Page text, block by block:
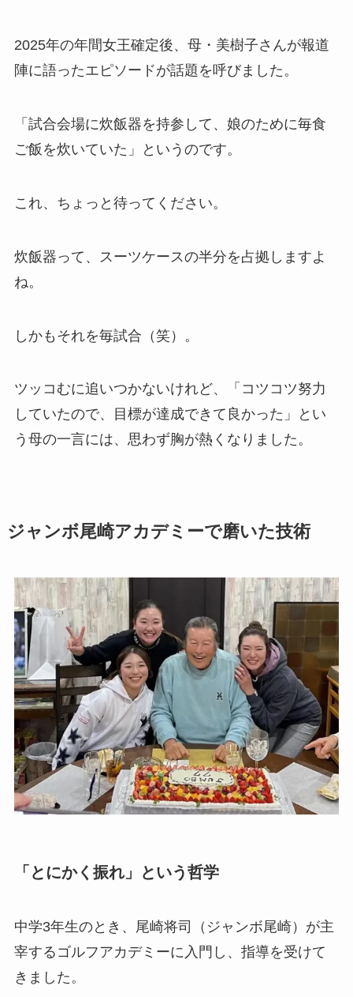
2025年の年間女王確定後、母・美樹子さんが報道
陣に語ったエピソードが話題を呼びました。
「試合会場に炊飯器を持参して、娘のために毎食
ご飯を炊いていた」というのです。
これ、ちょっと待ってください。
炊飯器って、スーツケースの半分を占拠しますよ
ね。
しかもそれを毎試合（笑）。
ツッコむに追いつかないけれど、「コツコツ努力
していたので、目標が達成できて良かった」とい
う母の一言には、思わず胸が熱くなりました。
ジャンボ尾崎アカデミーで磨いた技術
「とにかく振れ」という哲学
中学3年生のとき、尾崎将司（ジャンボ尾崎）が主
宰するゴルフアカデミーに入門し、指導を受けて
きました。